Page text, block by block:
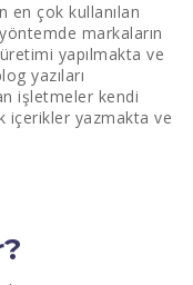
en çok kullanılan
markaların
yapılmakta ve
yazıları
işletmeler kendi
içerikler yazmakta ve